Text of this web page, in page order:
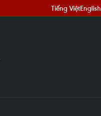
Tiếng ViệtEnglish